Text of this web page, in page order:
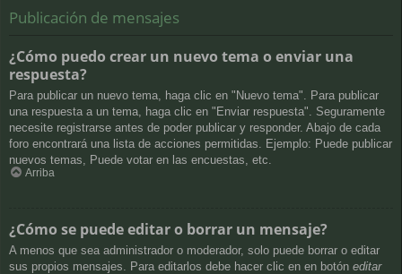
Publicación de mensajes
¿Cómo puedo crear un nuevo tema o enviar una
respuesta?
Para publicar un nuevo tema, haga clic en "Nuevo tema". Para publicar
una respuesta a un tema, haga clic en "Enviar respuesta". Seguramente
necesite registrarse antes de poder publicar y responder. Abajo de cada
foro encontrará una lista de acciones permitidas. Ejemplo: Puede publicar
nuevos temas, Puede votar en las encuestas, etc.
Arriba
¿Cómo se puede editar o borrar un mensaje?
A menos que sea administrador o moderador, solo puede borrar o editar
sus propios mensajes. Para editarlos debe hacer clic en en botón editar